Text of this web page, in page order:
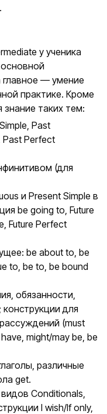
у ученика
главное — умение
практике. Кроме
знание таких тем:
Past
Past Perfect
(для
и Present Simple в
be going to, Future
Future Perfect
be about to, be
to, be to, be bound
обязанности,
для
(must
might/may be, be
различные
get.
Conditionals,
I wish/If only,